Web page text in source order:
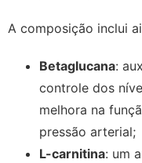
A composição inclui
Betaglucana:
controle dos
melhora na
pressão arterial;
L-carnitina: um